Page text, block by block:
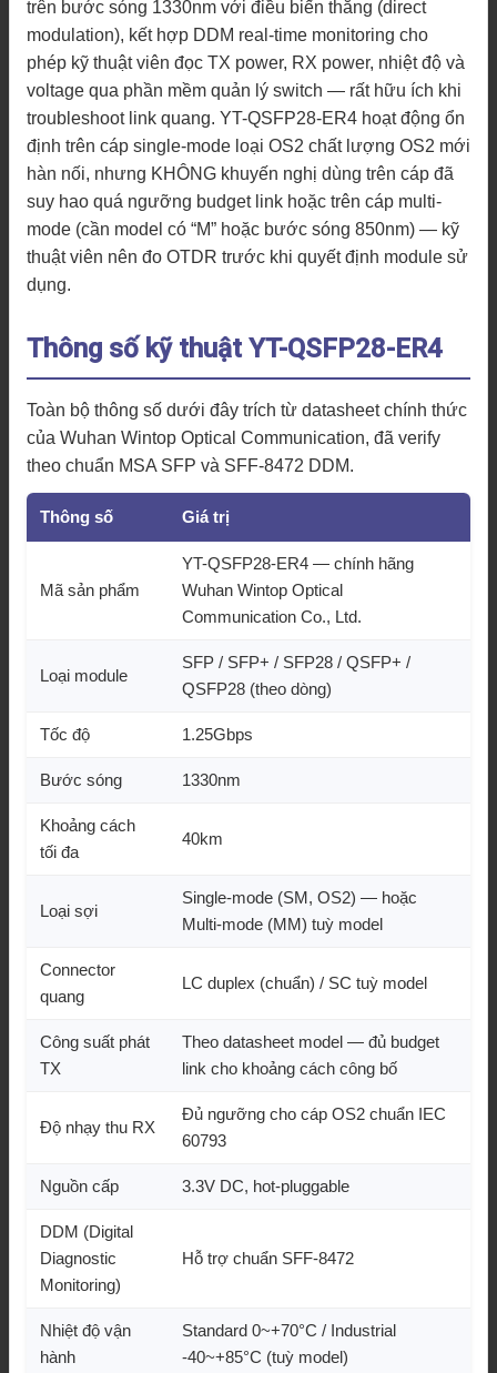
trên bước sóng 1330nm với điều biến thẳng (direct
modulation), kết hợp DDM real-time monitoring cho
phép kỹ thuật viên đọc TX power, RX power, nhiệt độ và
voltage qua phần mềm quản lý switch — rất hữu ích khi
troubleshoot link quang. YT-QSFP28-ER4 hoạt động ổn
định trên cáp single-mode loại OS2 chất lượng OS2 mới
hàn nối, nhưng KHÔNG khuyến nghị dùng trên cáp đã
suy hao quá ngưỡng budget link hoặc trên cáp multi-
mode (cần model có “M” hoặc bước sóng 850nm) — kỹ
thuật viên nên đo OTDR trước khi quyết định module sử
dụng.
Thông số kỹ thuật YT-QSFP28-ER4
Toàn bộ thông số dưới đây trích từ datasheet chính thức
của Wuhan Wintop Optical Communication, đã verify
theo chuẩn MSA SFP và SFF-8472 DDM.
Thông số Giá trị
Mã sản phẩm
YT-QSFP28-ER4 — chính hãng
Wuhan Wintop Optical
Communication Co., Ltd.
Loại module
SFP / SFP+ / SFP28 / QSFP+ /
QSFP28 (theo dòng)
Tốc độ 1.25Gbps
Bước sóng 1330nm
Khoảng cách
tối đa
40km
Loại sợi
Single-mode (SM, OS2) — hoặc
Multi-mode (MM) tuỳ model
Connector
quang
LC duplex (chuẩn) / SC tuỳ model
Công suất phát
TX
Theo datasheet model — đủ budget
link cho khoảng cách công bố
Độ nhạy thu RX
Đủ ngưỡng cho cáp OS2 chuẩn IEC
60793
Nguồn cấp 3.3V DC, hot-pluggable
DDM (Digital
Diagnostic
Monitoring)
Hỗ trợ chuẩn SFF-8472
Nhiệt độ vận
hành
Standard 0~+70°C / Industrial
-40~+85°C (tuỳ model)